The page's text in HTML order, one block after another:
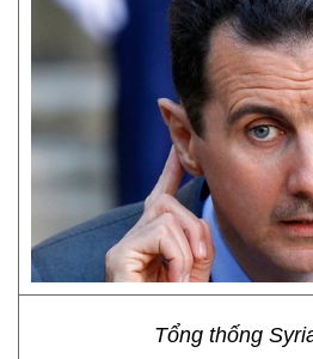
Tổng thống